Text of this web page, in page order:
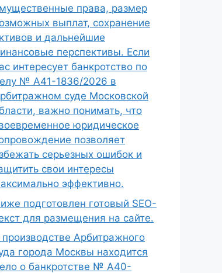
права, размер
выплат, сохранение
и дальнейшие
перспективы. Если
интересует банкротство по
№ А41-1836/2026 в
суде Московской
важно понимать, что
юридическое
позволяет
серьезных ошибок и
свои интересы
эффективно.
подготовлен готовый SEO-
для размещения на сайте.
производстве Арбитражного
города Москвы находится
о банкротстве № А40-